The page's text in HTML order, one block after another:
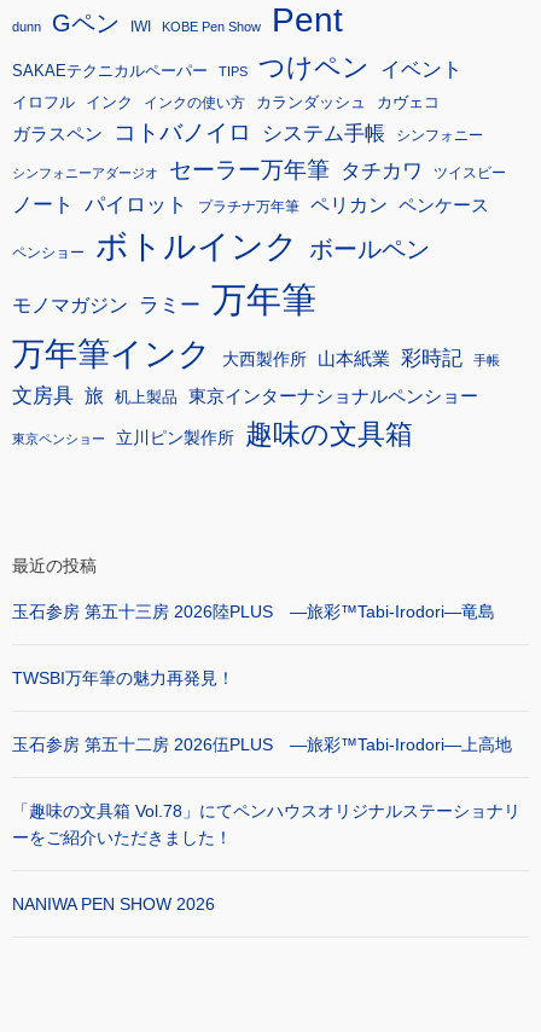
dunn Gペン IWI KOBE Pen Show Pent
SAKAEテクニカルペーパー TIPS つけペン イベント
イロフル インク インクの使い方 カランダッシュ カヴェコ
ガラスペン コトバノイロ システム手帳 シンフォニー
シンフォニーアダージオ セーラー万年筆 タチカワ ツイスビー
ノート パイロット プラチナ万年筆 ペリカン ペンケース
ペンショー ボトルインク ボールペン
モノマガジン ラミー 万年筆
万年筆インク 大西製作所 山本紙業 彩時記 手帳
文房具 旅 机上製品 東京インターナショナルペンショー
東京ペンショー 立川ピン製作所 趣味の文具箱
最近の投稿
玉石参房 第五十三房 2026陸PLUS ―旅彩™Tabi-Irodori―竜島
TWSBI万年筆の魅力再発見！
玉石参房 第五十二房 2026伍PLUS ―旅彩™Tabi-Irodori―上高地
「趣味の文具箱 Vol.78」にてペンハウスオリジナルステーショナリ
ーをご紹介いただきました！
NANIWA PEN SHOW 2026